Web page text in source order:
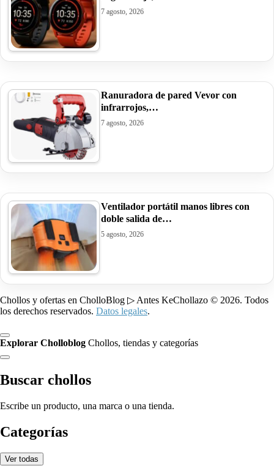
7 agosto, 2026
Ranuradora de pared Vevor con
infrarrojos,…
7 agosto, 2026
Ventilador portátil manos libres con
doble salida de…
5 agosto, 2026
Chollos y ofertas en CholloBlog ▷ Antes KeChollazo © 2026. Todos
los derechos reservados. Datos legales.
Explorar Cholloblog Chollos, tiendas y categorías
Buscar chollos
Escribe un producto, una marca o una tienda.
Categorías
Ver todas